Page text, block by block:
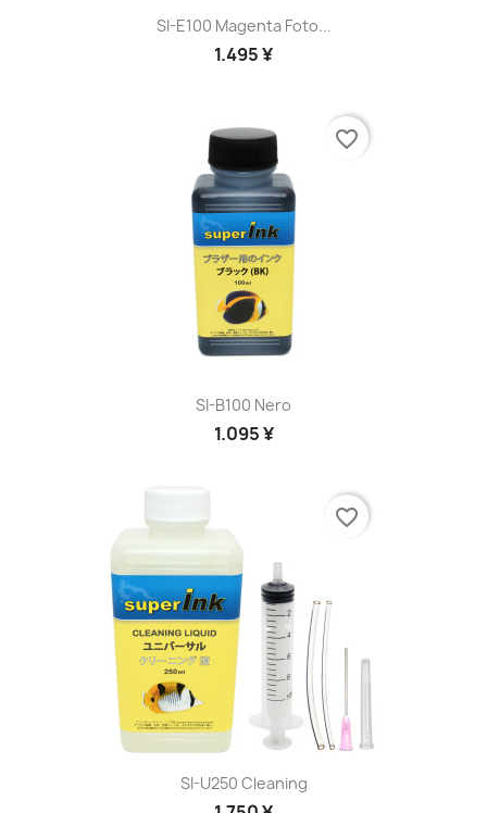
SI-E100 Magenta Foto...
1.495 ¥
SI-B100 Nero
1.095 ¥
favorite_border
SI-U250 Cleaning
favorite_border